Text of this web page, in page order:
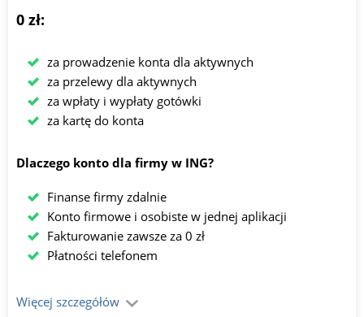
0 zł:
za prowadzenie konta dla aktywnych
za przelewy dla aktywnych
za wpłaty i wypłaty gotówki
za kartę do konta
Dlaczego konto dla firmy w ING?
Finanse firmy zdalnie
Konto firmowe i osobiste w jednej aplikacji
Fakturowanie zawsze za 0 zł
Płatności telefonem
Więcej szczegółów